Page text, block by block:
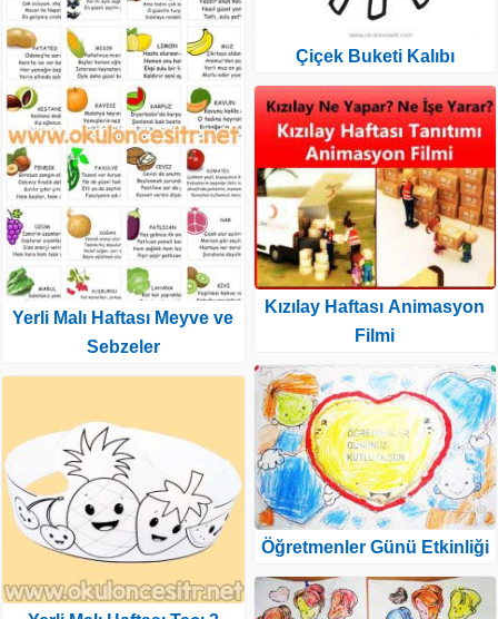
Yerli Malı Haftası Meyve ve
Sebzeler
Çiçek Buketi Kalıbı
Kızılay Haftası Animasyon
Filmi
Öğretmenler Günü Etkinliği